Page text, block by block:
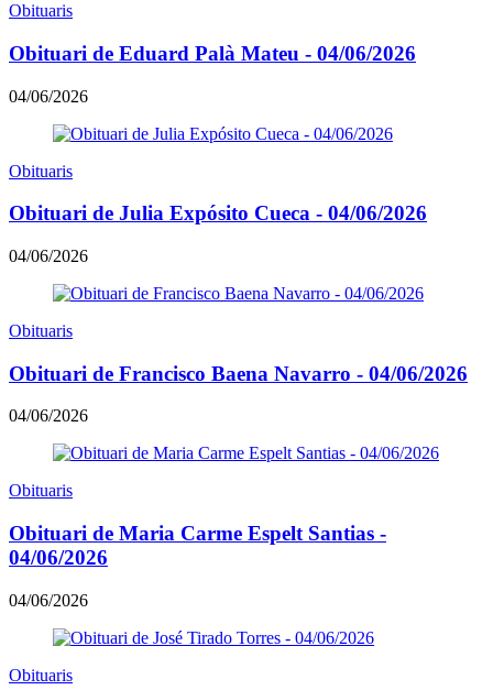
Obituaris
Obituari de Eduard Palà Mateu - 04/06/2026
04/06/2026
Obituaris
Obituari de Julia Expósito Cueca - 04/06/2026
04/06/2026
Obituaris
Obituari de Francisco Baena Navarro - 04/06/2026
04/06/2026
Obituaris
Obituari de Maria Carme Espelt Santias -
04/06/2026
04/06/2026
Obituaris